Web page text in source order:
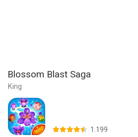
Blossom Blast Saga
King
1.199